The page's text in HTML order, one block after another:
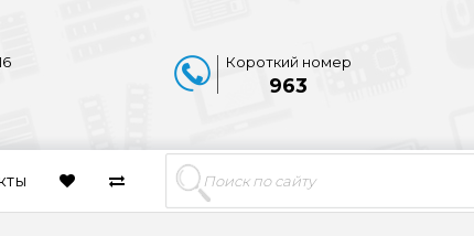
Короткий номер
963